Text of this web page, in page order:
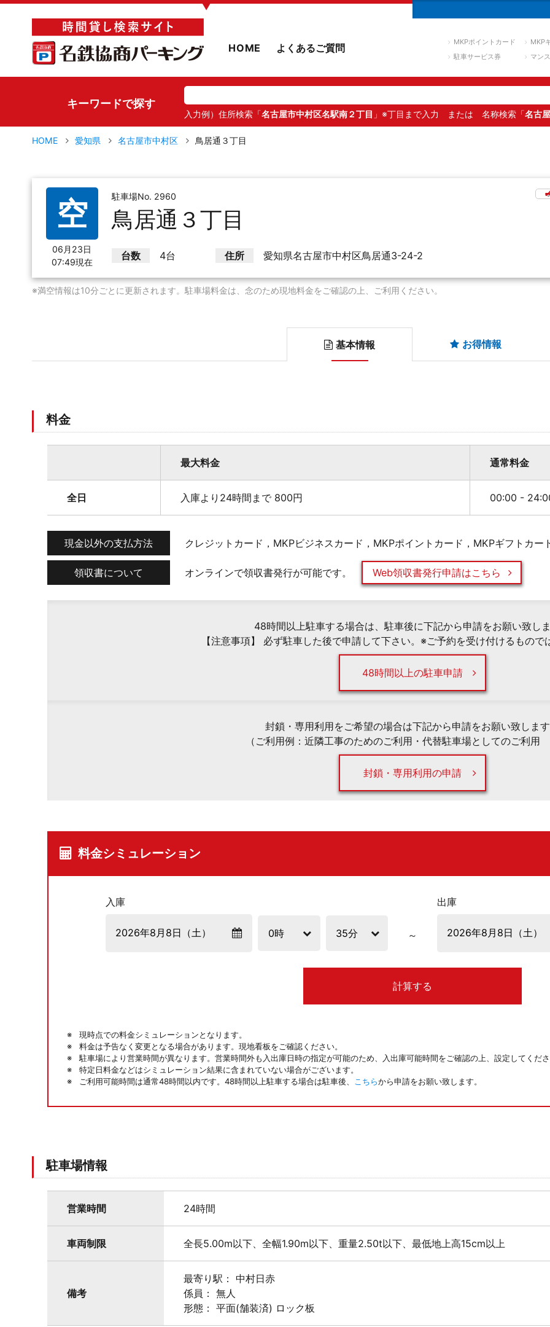
▼
HOME よくあるご質問 MKPポイントカード
MKP
駐車サービス券
マン
キーワードで探す
入力例）住所検索「名古屋市中村区名駅南２丁目 」※丁目まで入力 または 名称検索「名古
HOME 愛知県 名古屋市中村区 鳥居通３丁目
空
06月23日
07:49現在
駐車場No. 2960
鳥居通３丁目
台数 4台 住所 愛知県名古屋市中村区鳥居通3-24-2
※満空情報は10分ごとに更新されます。駐車場料金は、念のため現地料金をご確認の上、ご利用ください。
基本情報 お得情報
料金
最大料金 通常料金
全日 入庫より24時間まで 800円 00:00 -
現金以外の支払方法 クレジットカード，MKPビジネスカード，MKPポイントカード，MKPギフトカー
領収書について オンラインで領収書発行が可能です。 Web領収書発行申請はこちら
48時間以上駐車する場合は、駐車後に下記から申請をお願い致し
【注意事項】 必ず駐車した後で申請して下さい。※ご予約を受け付けるもので
48時間以上の駐車申請
封鎖・専用利用をご希望の場合は下記から申請をお願い致しま
（ご利用例：近隣工事のためのご利用・代替駐車場としてのご利用
封鎖・専用利用の申請
料金シミュレーション
入庫 出庫
計算する
現時点での料金シミュレーションとなります。
料金は予告なく変更となる場合があります。現地看板をご確認ください。
駐車場により営業時間が異なります。営業時間外も入出庫日時の指定が可能のため、入出庫可能時間をご確認の上、設定してくだ
特定日料金などはシミュレーション結果に含まれていない場合がございます。
ご利用可能時間は通常48時間以内です。48時間以上駐車する場合は駐車後、
こちらから申請をお願い致します。
駐車場情報
営業時間 24時間
車両制限 全長5.00m以下、全幅1.90m以下、重量2.50t以下、最低地上高15cm以上
備考
最寄り駅： 中村日赤
係員： 無人
形態： 平面(舗装済) ロック板